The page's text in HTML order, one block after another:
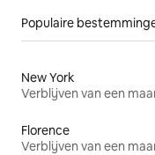
Populaire
New York
Verblijven van een
Florence
Verblijven van een